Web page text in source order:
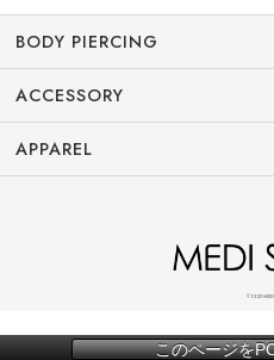
BODY PIERCING
ACCESSORY
APPAREL
© 2022 MEDI
このページを